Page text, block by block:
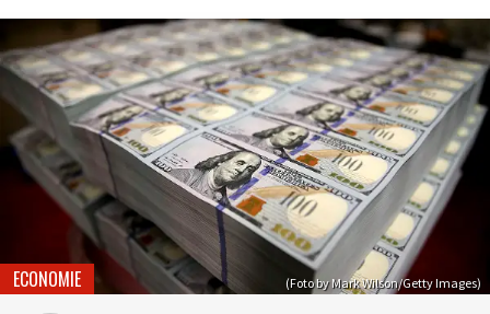
(Foto by Mark Wilson/Getty Images)
ECONOMIE